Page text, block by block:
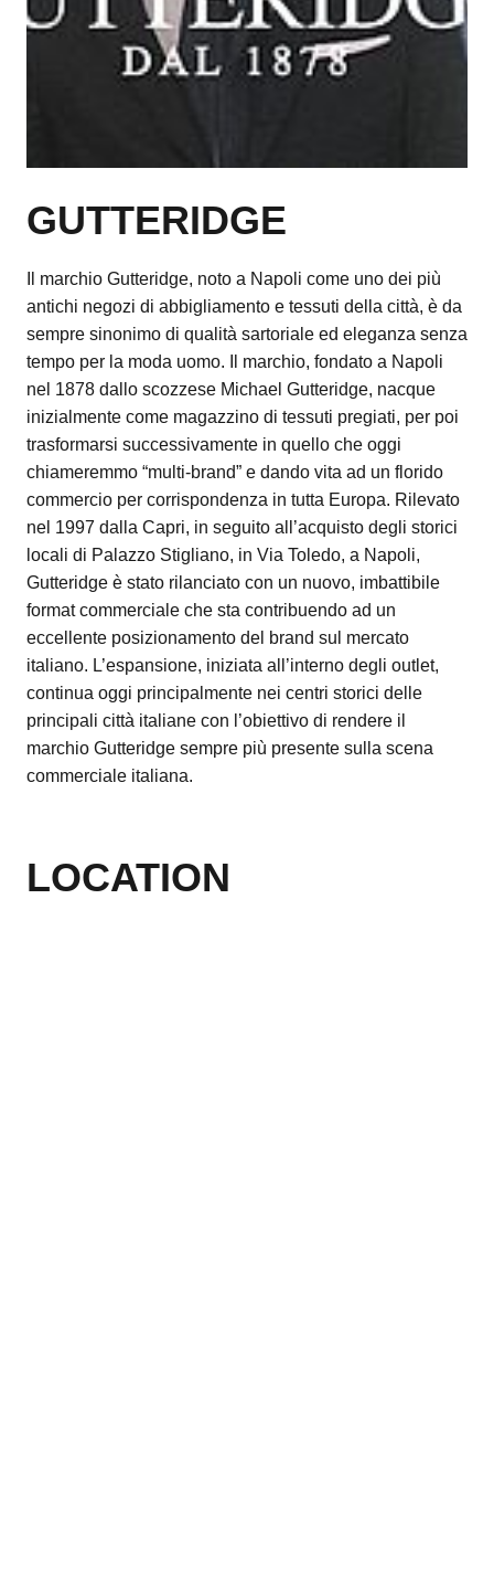
GUTTERIDGE
Il marchio Gutteridge, noto a Napoli come uno dei più
antichi negozi di abbigliamento e tessuti della città, è da
sempre sinonimo di qualità sartoriale ed eleganza senza
tempo per la moda uomo. Il marchio, fondato a Napoli
nel 1878 dallo scozzese Michael Gutteridge, nacque
inizialmente come magazzino di tessuti pregiati, per poi
trasformarsi successivamente in quello che oggi
chiameremmo “multi-brand” e dando vita ad un florido
commercio per corrispondenza in tutta Europa. Rilevato
nel 1997 dalla Capri, in seguito all’acquisto degli storici
locali di Palazzo Stigliano, in Via Toledo, a Napoli,
Gutteridge è stato rilanciato con un nuovo, imbattibile
format commerciale che sta contribuendo ad un
eccellente posizionamento del brand sul mercato
italiano. L’espansione, iniziata all’interno degli outlet,
continua oggi principalmente nei centri storici delle
principali città italiane con l’obiettivo di rendere il
marchio Gutteridge sempre più presente sulla scena
commerciale italiana.
LOCATION